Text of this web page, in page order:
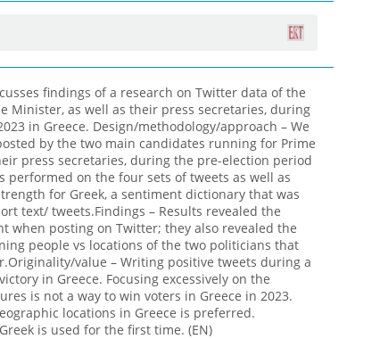
findings of a research on Twitter data of the
Minister, as well as their press secretaries, during
in Greece. Design/methodology/approach – We
by the two main candidates running for Prime
press secretaries, during the pre-election period
performed on the four sets of tweets as well as
for Greek, a sentiment dictionary that was
text/ tweets.Findings – Results revealed the
when posting on Twitter; they also revealed the
people vs locations of the two politicians that
value – Writing positive tweets during a
in Greece. Focusing excessively on the
is not a way to win voters in Greece in 2023.
locations in Greece is preferred.
is used for the first time. (EN)